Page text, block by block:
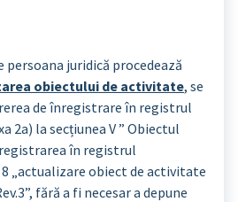
persoana juridică procedează
obiectului de activitate, se
de înregistrare în registrul
2a) la secțiunea V ” Obiectul
în registrul
„actualizare obiect de activitate
fără a fi necesar a depune